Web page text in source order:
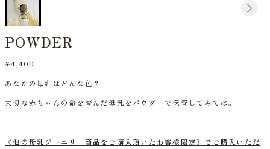
POWDER
¥4,400
あなたの母乳はどんな色？
大切な赤ちゃんの命を育んだ母乳をパウダーで保管してみては。
《他の母乳ジュエリー商品をご購入頂いたお客様限定》でご購入いただ